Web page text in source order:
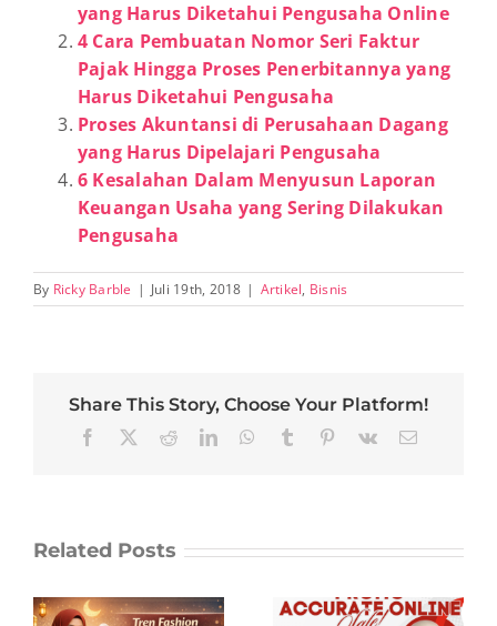
yang Harus Diketahui Pengusaha Online
4 Cara Pembuatan Nomor Seri Faktur
Pajak Hingga Proses Penerbitannya yang
Harus Diketahui Pengusaha
Proses Akuntansi di Perusahaan Dagang
yang Harus Dipelajari Pengusaha
6 Kesalahan Dalam Menyusun Laporan
Keuangan Usaha yang Sering Dilakukan
Pengusaha
By Ricky Barble | Juli 19th, 2018 | Artikel, Bisnis
Share This Story, Choose Your Platform!
Facebook RedditLinkedInWhatsApp
Tumblr Pinterest
Vk Email
Related Posts